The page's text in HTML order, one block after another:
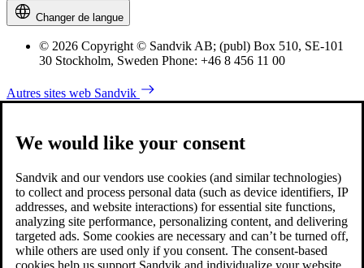
Changer de langue
© 2026 Copyright © Sandvik AB; (publ) Box 510, SE-101
30 Stockholm, Sweden Phone: +46 8 456 11 00
Autres sites web Sandvik
We would like your consent
Sandvik and our vendors use cookies (and similar technologies)
to collect and process personal data (such as device identifiers, IP
addresses, and website interactions) for essential site functions,
analyzing site performance, personalizing content, and delivering
targeted ads. Some cookies are necessary and can’t be turned off,
while others are used only if you consent. The consent-based
cookies help us support Sandvik and individualize your website